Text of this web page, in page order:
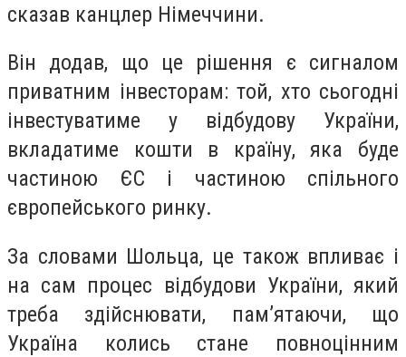
сказав канцлер Німеччини.
Він додав, що це рішення є сигналом
приватним інвесторам: той, хто сьогодні
інвестуватиме у відбудову України,
вкладатиме кошти в країну, яка буде
частиною ЄС і частиною спільного
європейського ринку.
За словами Шольца, це також впливає і
на сам процес відбудови України, який
треба здійснювати, пам’ятаючи, що
Україна колись стане повноцінним